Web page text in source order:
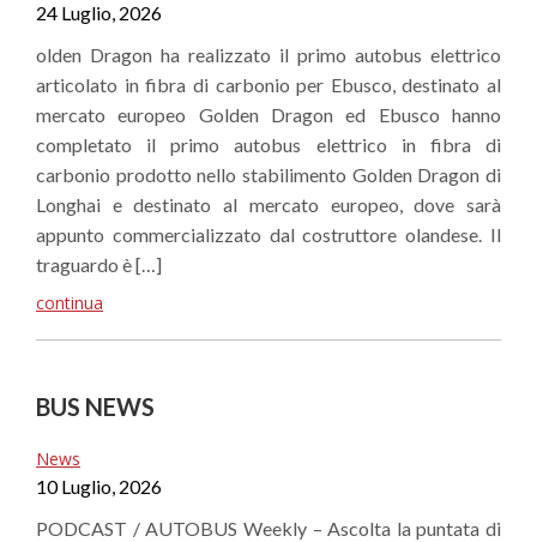
24 Luglio, 2026
olden Dragon ha realizzato il primo autobus elettrico
articolato in fibra di carbonio per Ebusco, destinato al
mercato europeo Golden Dragon ed Ebusco hanno
completato il primo autobus elettrico in fibra di
carbonio prodotto nello stabilimento Golden Dragon di
Longhai e destinato al mercato europeo, dove sarà
appunto commercializzato dal costruttore olandese. Il
traguardo è […]
continua
BUS NEWS
News
10 Luglio, 2026
PODCAST / AUTOBUS Weekly – Ascolta la puntata di